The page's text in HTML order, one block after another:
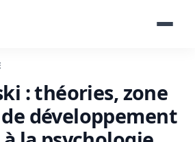
: théories, zone
développement